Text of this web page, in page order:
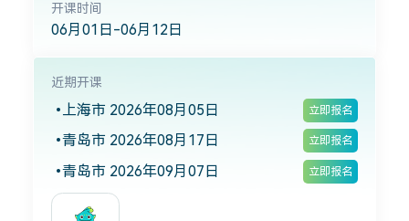
开课时间
06月01日-06月12日
近期开课
上海市 2026年08月05日 立即报名
青岛市 2026年08月17日 立即报名
青岛市 2026年09月07日 立即报名